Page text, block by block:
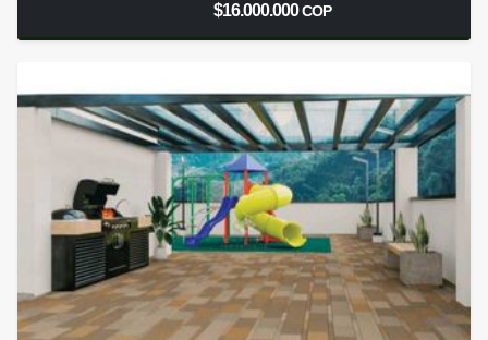
$16.000.000COP